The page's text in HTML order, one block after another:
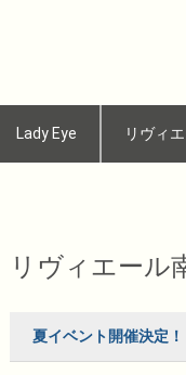
Lady Eye リヴィ
リヴィエール
夏イベント開催決定！